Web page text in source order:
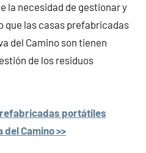
la necesidad de gestionar y
que las casas prefabricadas
del Camino son tienen
de los residuos
portátiles
Camino >>